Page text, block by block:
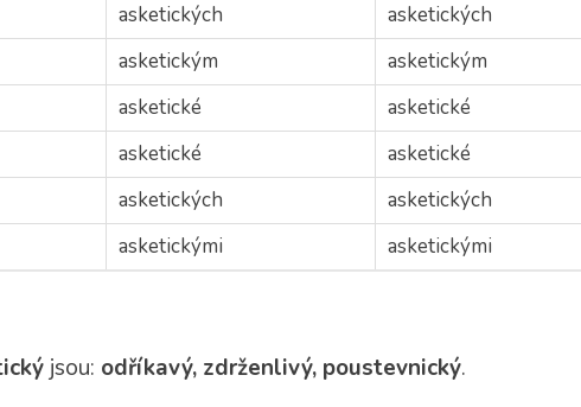
asketických asketických
asketickým asketickým
asketické asketické
asketické asketické
asketických asketických
asketickými asketickými
jsou: odříkavý, zdrženlivý, poustevnický.